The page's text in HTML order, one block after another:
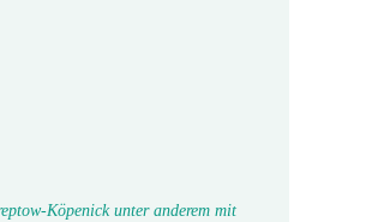
Köpenick unter anderem mit